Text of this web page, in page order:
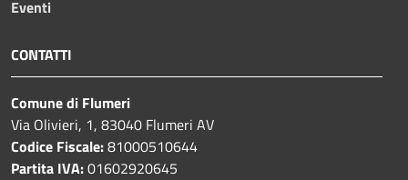
Eventi
CONTATTI
Comune di Flumeri
Via Olivieri, 1, 83040 Flumeri AV
Codice Fiscale:81000510644
Partita IVA:01602920645